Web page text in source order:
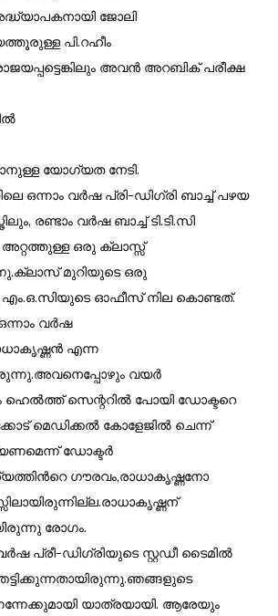
ജോലി
പി.റഹീം
അവൻ അറബിക് പരീക്ഷ
യോഗ്യത നേടി.
ഒന്നാം വർഷ പ്രി-ഡിഗ്രി ബാച്ച് പഴയ
രണ്ടാം വർഷ ബാച്ച് ടി.ടി.സി
ഒരു ക്ലാസ്സ്
മുറിയുടെ ഒരു
എം.ഒ.സിയുടെ ഓഫീസ് നില കൊണ്ടത്‌.
വർഷ
എന്ന
വയർ
ഹെൽത്ത് സെന്ററിൽ പോയി ഡോക്ടറെ
മെഡിക്കൽ കോളേജിൽ ചെന്ന്
ഡോക്ടർ
ഗൗരവം,രാധാകൃഷ്ണനോ
രോഗം.
പ്രീ-ഡിഗ്രിയുടെ സ്റ്റഡീ ടൈമിൽ
യാത്രയായി. ആരേയും